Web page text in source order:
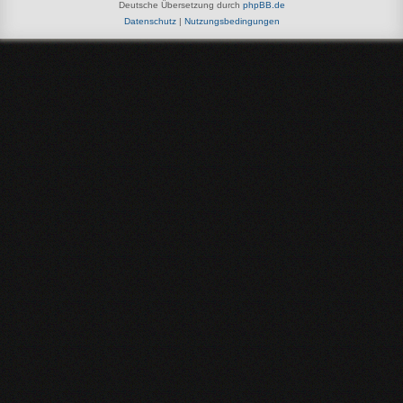
Deutsche Übersetzung durch phpBB.de
Datenschutz| Nutzungsbedingungen